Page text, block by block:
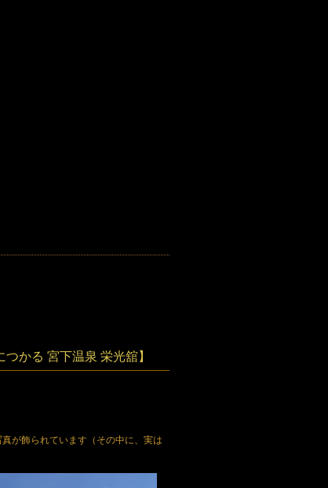
かる 宮下温泉 栄光舘】
が飾られています（その中に、実は